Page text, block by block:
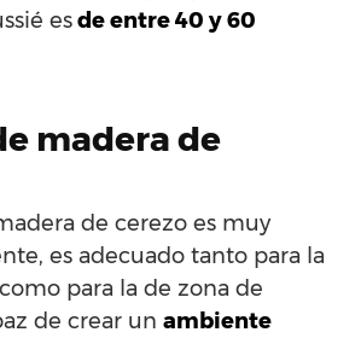
esde entre 40 y 60
madera de
de cerezo es muy
es adecuado tanto para la
para la de zona de
de crear un ambiente